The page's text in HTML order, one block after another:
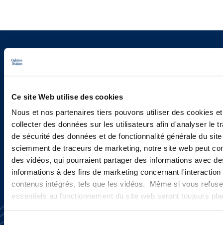
Ce site Web utilise des cookies
Nous et nos partenaires tiers pouvons utiliser des cookies
collecter des données sur les utilisateurs afin d'analyser le
de sécurité des données et de fonctionnalité générale du
sciemment de traceurs de marketing, notre site web peut
des vidéos, qui pourraient partager des informations avec
informations à des fins de marketing concernant
contenus intégrés, tels que les vidéos. Même si vous
essentiels au fonctionnement du site web seront toujours
Sélection
Vous souhaitez recevoir nos
newsletters, informations et
actualités ?
INSCRIVEZ-VOUS ICI